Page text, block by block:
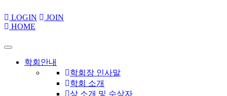
LOGIN
JOIN
HOME
학회안내
학회장 인사말
학회 소개
상 소개 및 수상자